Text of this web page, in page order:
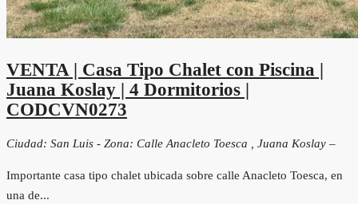
VENTA | Casa Tipo Chalet con Piscina |
Juana Koslay | 4 Dormitorios |
CODCVN0273
Ciudad: San Luis - Zona: Calle Anacleto Toesca , Juana Koslay –
Importante casa tipo chalet ubicada sobre calle Anacleto Toesca, en
una de...